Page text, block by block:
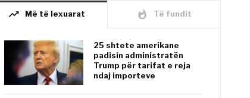
trending_up Më të lexuarat whatshot Të fundit
25 shtete amerikane
padisin administratën
Trump për tarifat e reja
ndaj importeve